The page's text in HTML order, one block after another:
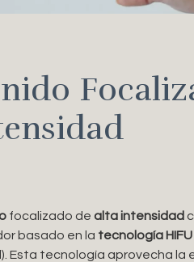
focalizado de alta intensidad
basado en la tecnología HIFU
Esta tecnología aprovecha la